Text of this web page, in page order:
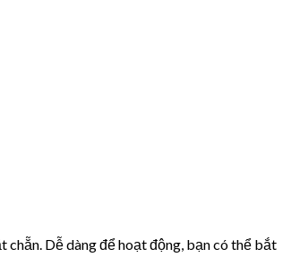
Dễ dàng để hoạt động, bạn có thể bắt